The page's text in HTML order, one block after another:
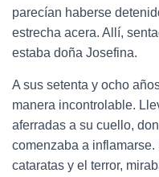
parecían haberse
estrecha acera. Allí,
estaba doña Josefina.
A sus setenta y ocho
manera incontrolable.
aferradas a su cuello,
comenzaba a
cataratas y el terror,